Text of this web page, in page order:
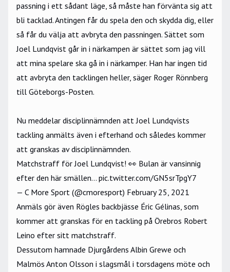
passning i ett sådant läge, så måste han förvänta sig att
bli tacklad. Antingen får du spela den och skydda dig, eller
så får du välja att avbryta den passningen. Sättet som
Joel Lundqvist går in i närkampen är sättet som jag vill
att mina spelare ska gå in i närkamper. Han har ingen tid
att avbryta den tacklingen heller, säger Roger Rönnberg
till Göteborgs-Posten.
Nu meddelar disciplinnämnden att Joel Lundqvists
tackling anmälts även i efterhand och således kommer
att granskas av disciplinnämnden.
Matchstraff för Joel Lundqvist! 👀 Bulan är vansinnig
efter den här smällen... pic.twitter.com/GN5srTpgY7
— C More Sport (@cmoresport) February 25, 2021
Anmäls gör även Rögles backbjässe Éric Gélinas, som
kommer att granskas för en tackling på Örebros Robert
Leino efter sitt matchstraff.
Dessutom hamnade Djurgårdens Albin Grewe och
Malmös Anton Olsson i slagsmål i torsdagens möte och